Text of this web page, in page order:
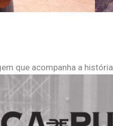
que acompanha a